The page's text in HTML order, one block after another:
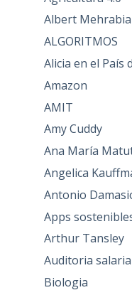
Albert
ALGORITMOS
Alicia en el País
Amazon
AMIT
Amy Cuddy
Ana María
Angelica
Antonio
Apps
Arthur Tansley
Auditoria
Biologia